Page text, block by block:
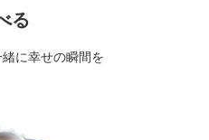
ブログ
る
に幸せの瞬間を